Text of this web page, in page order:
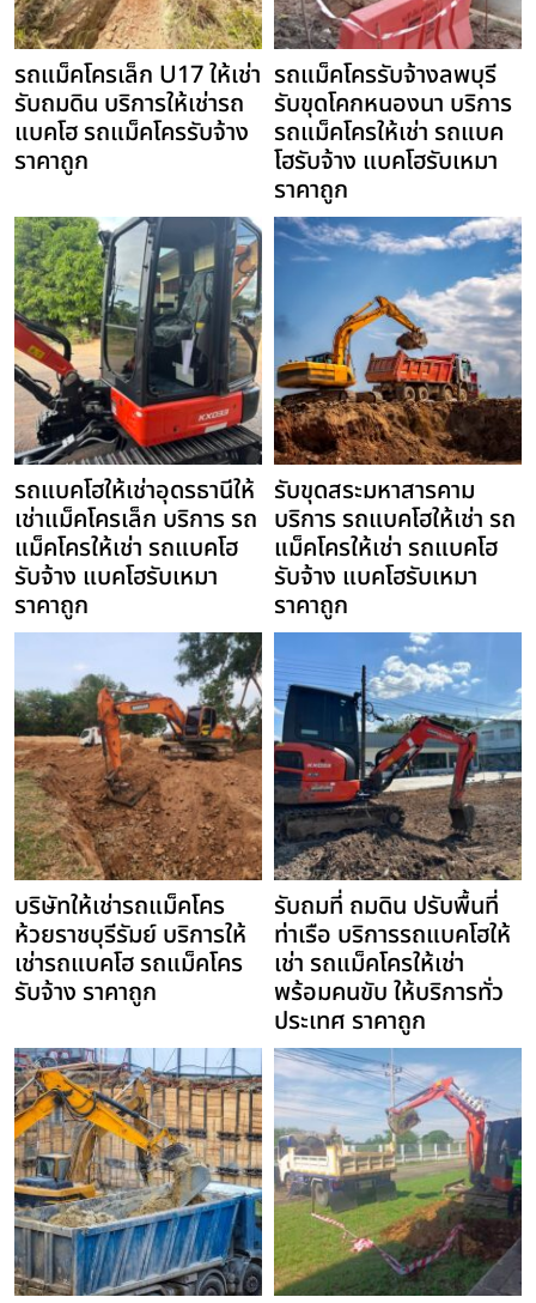
รถแม็คโครเล็ก U17 ให้เช่า
รับถมดิน บริการให้เช่ารถ
แบคโฮ รถแม็คโครรับจ้าง
ราคาถูก
รถแม็คโครรับจ้างลพบุรี
รับขุดโคกหนองนา บริการ
รถแม็คโครให้เช่า รถแบค
โฮรับจ้าง แบคโฮรับเหมา
ราคาถูก
รถแบคโฮให้เช่าอุดรธานีให้
เช่าแม็คโครเล็ก บริการ รถ
แม็คโครให้เช่า รถแบคโฮ
รับจ้าง แบคโฮรับเหมา
ราคาถูก
รับขุดสระมหาสารคาม
บริการ รถแบคโฮให้เช่า รถ
แม็คโครให้เช่า รถแบคโฮ
รับจ้าง แบคโฮรับเหมา
ราคาถูก
บริษัทให้เช่ารถแม็คโคร
ห้วยราชบุรีรัมย์ บริการให้
เช่ารถแบคโฮ รถแม็คโคร
รับจ้าง ราคาถูก
รับถมที่ ถมดิน ปรับพื้นที่
ท่าเรือ บริการรถแบคโฮให้
เช่า รถแม็คโครให้เช่า
พร้อมคนขับ ให้บริการทั่ว
ประเทศ ราคาถูก